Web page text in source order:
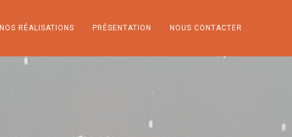
NOS RÉALISATIONS PRÉSENTATION NOUS CONTACTER